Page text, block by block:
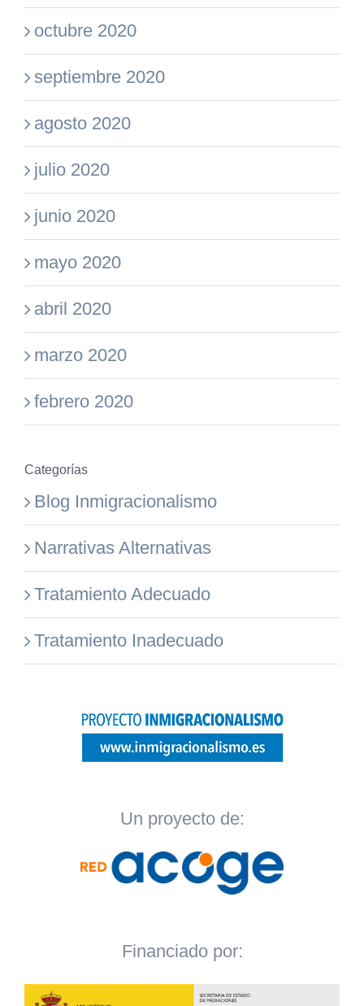
octubre 2020
septiembre 2020
agosto 2020
julio 2020
junio 2020
mayo 2020
abril 2020
marzo 2020
febrero 2020
Categorías
Blog Inmigracionalismo
Narrativas Alternativas
Tratamiento Adecuado
Tratamiento Inadecuado
Un proyecto de:
Financiado por: